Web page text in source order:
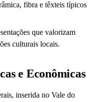
fibra e têxteis típicos
que valorizam
culturais locais.
e Econômicas
inserida no Vale do